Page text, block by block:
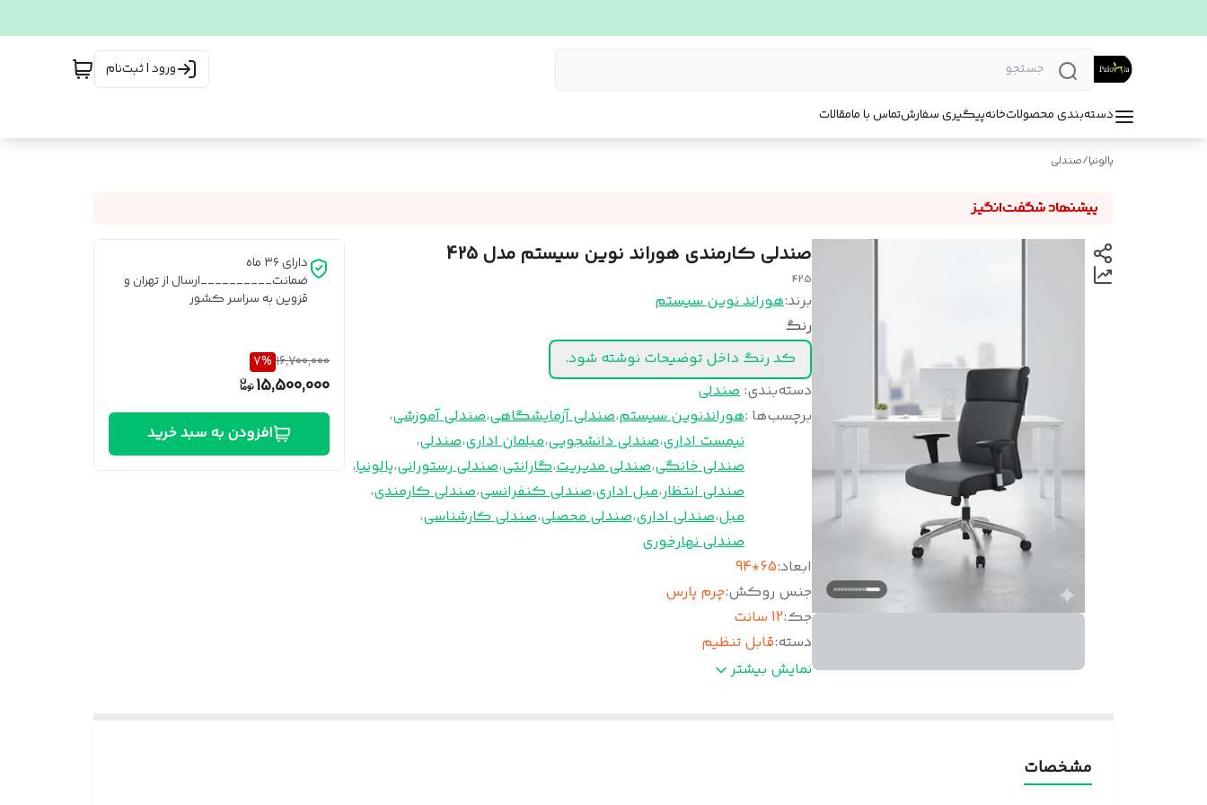
ورود | ثبت‌نام
دسته‌بندی محصولاتخانهپیگیری سفارشتماس با مامقالات
پالونیا/صندلی
صندلی کارمندی هوراند نوین سیستم مدل 425
425
برند:هوراند نوین سیستم
رنگ
کد رنگ داخل توضیحات نوشته شود.
دسته‌بندی: صندلی
برچسب‌ها :هوراندنوین سیستم،صندلی آزمایشگاهی،صندلی آموزشی،
نیمست اداری،صندلی دانشجویی،مبلمان اداری،صندلی،
صندلی خانگی،صندلی مدیریت،گارانتی،صندلی رستورانی،پالونیا،
صندلی انتظار،مبل اداری،صندلی کنفرانسی،صندلی کارمندی،
مبل،صندلی اداری،صندلی محصلی،صندلی کارشناسی،
صندلی نهارخوری
ابعاد:
65*94
جنس روکش:چرم پارس
جک:12 سانت
دسته:قابل تنظیم
فوم:سرد تزریقی
نمایش بیشتر
دارای ۳۶ ماه
ضمانت__________ارسال از تهران و
قزوین به سراسر کشور
16,700,000
7%
15,500,000
افزودن به سبد خرید
مشخصات